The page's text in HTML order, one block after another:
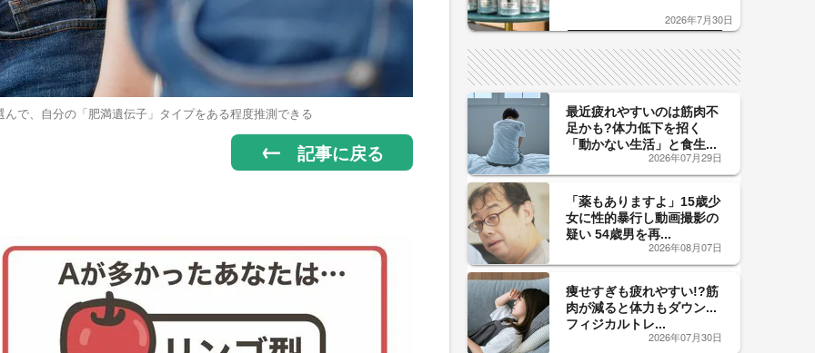
で、自分の「肥満遺伝子」タイプをある程度推測できる
記事に戻る
した「辛口カーブ」が飲み頃の
2026年7月30日
最近疲れやすいのは筋肉不
足かも?体力低下を招く
「動かない生活」と食生...
2026年07月29日
「薬もありますよ」15歳少
女に性的暴行し動画撮影の
疑い 54歳男を再...
2026年08月07日
痩せすぎも疲れやすい!?筋
肉が減ると体力もダウン...
フィジカルトレ...
2026年07月30日